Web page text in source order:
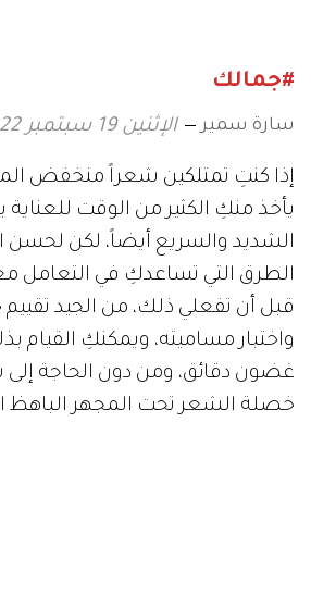
#جمالك
سارة سمير الإثنين 19 سبتمبر 2022 11:02
إذا كنتِ تمتلكين شعراً منخفض
يأخذ منكِ الكثير من الوقت للعناية
الشديد والسريع أيضاً، لكن
الطرق التي تساعدكِ في التعامل
قبل أن تفعلي ذلك، من الجيد
واختبار مساميته، ويمكنكِ القيام
غضون دقائق، ومن دون الحاجة إلى
خصلة الشعر تحت المجهر الباهظ